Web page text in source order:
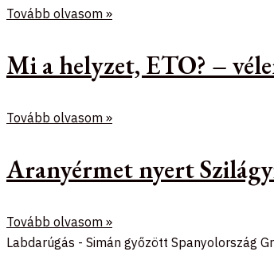
Tovább olvasom »
Mi a helyzet, ETO? –
Tovább olvasom »
Aranyérmet nyert
Tovább olvasom »
Labdarúgás - Simán győzött Spanyolország